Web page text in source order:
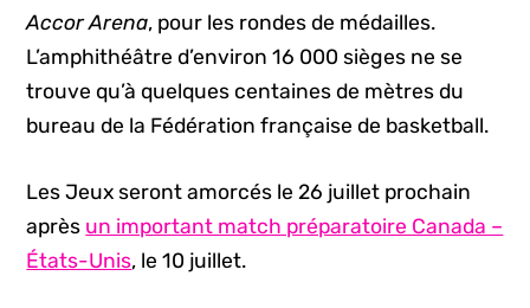
Accor Arena, pour les rondes de médailles.
L’amphithéâtre d’environ 16 000 sièges ne se
trouve qu’à quelques centaines de mètres du
bureau de la Fédération française de basketball.
Les Jeux seront amorcés le 26 juillet prochain
après un important match préparatoire Canada –
États-Unis, le 10 juillet.